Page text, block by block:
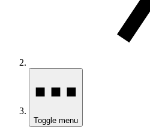
Toggle menu